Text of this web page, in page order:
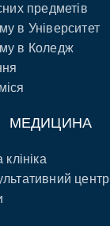
предметів
в Університет
в Коледж
МЕДИЦИНА
центр